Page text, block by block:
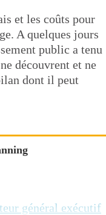
et les coûts pour
A quelques jours
public a tenu
découvrent et ne
dont il peut
général exécutif